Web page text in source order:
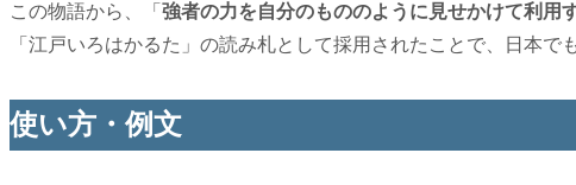
この物語から、「 強者の力を自分のもののように見せかけて利用
「江戸いろはかるた」の読み札として採用されたことで、日本で
使い方・例文